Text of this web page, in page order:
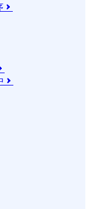

